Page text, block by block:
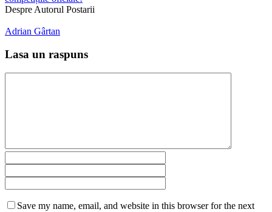
Despre Autorul Postarii
Adrian Gârtan
Lasa un raspuns
Save my name, email, and website in this browser for the next